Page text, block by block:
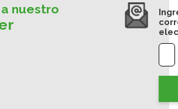
nuestro